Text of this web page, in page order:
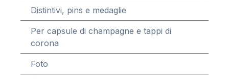
Distintivi, pins e medaglie
Per capsule di champagne e tappi di
corona
Foto